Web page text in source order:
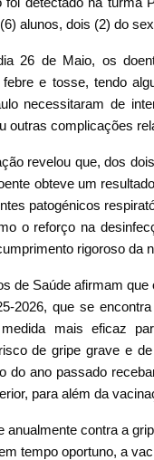
alunos, dois (2) do
26 de Maio, os
e tosse, tendo
necessitaram de
outras complicações
revelou que, dos
obteve um
patogénicos
o reforço na
rigoroso da
de Saúde afirmam
2026, que se
mais eficaz
de gripe grave e
do ano passado
para além da
anualmente contra a
tempo oportuno, a